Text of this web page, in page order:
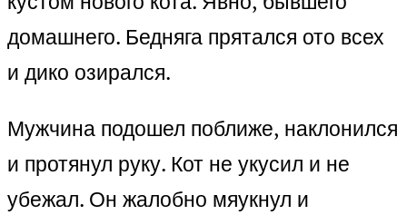
домашнего. Бедняга прятался ото всех
и дико озирался.
Мужчина подошел поближе, наклонился
и протянул руку. Кот не укусил и не
убежал. Он жалобно мяукнул и